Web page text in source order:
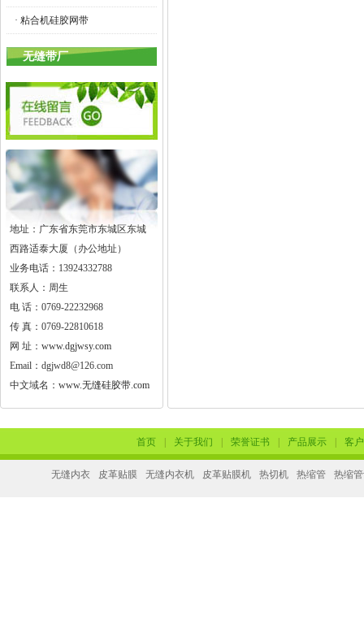
· 粘合机硅胶网带
无缝带厂
地址：广东省东莞市东城区东城
西路适泰大厦（办公地址）
业务电话：13924332788
联系人：周生
电 话：0769-22232968
传 真：0769-22810618
网 址： www.dgjwsy.com
Email：dgjwd8@126.com
中文域名： www.无缝硅胶带.com
首页 关于我们 荣誉证书 产品展示 客
无缝内衣 皮革贴膜 无缝内衣机 皮革贴膜机 热切机 热缩管 热缩